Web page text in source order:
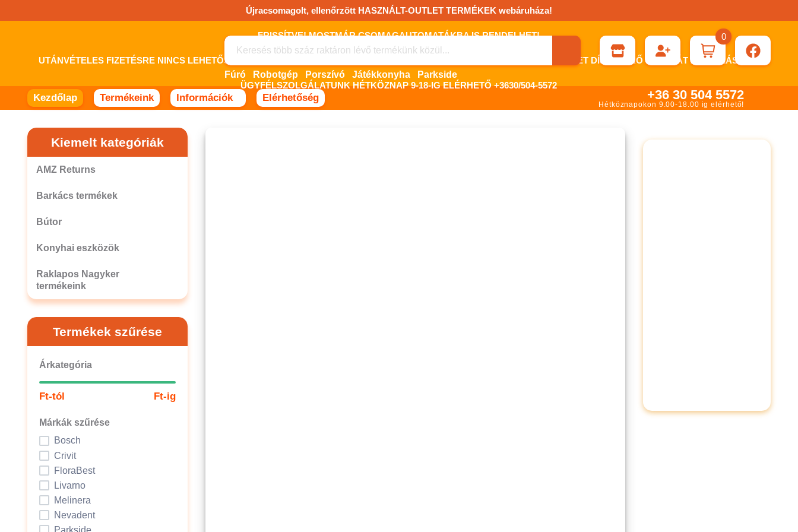
a
Újracsomagolt, ellenőrzött HASZNÁLT-OUTLET TERMÉKEK webáruháza!
FRISSÍTVE! MOSTMÁR CSOMAGAUTOMATÁKBA IS RENDELHET!
UTÁNVÉTELES FIZETÉSRE NINCS LEHETŐSÉG! FIZETNI ONLINE BANKKÁRTYÁVAL LEHETSÉGES, SZÜKSÉG ESETÉN KÉRHET DÍJBEKÉRŐ SZÁMLÁT ÁTUTALÁSHOZ.
ÜGYFÉLSZOLGÁLATUNK HÉTKÖZNAP 9-18-IG ELÉRHETŐ +3630/504-5572
Fúró Robotgép Porszívó Játékkonyha Parkside
0
Kezdőlap Termékeink Információk Elérhetőség +36 30 504 5572
Hétköznapokon 9.00-18.00 ig elérhető!
Kiemelt kategóriák
AMZ Returns
Barkács termékek
Bútor
Konyhai eszközök
Raklapos Nagyker
termékeink
Termékek szűrése
Árkategória
Ft-tól Ft-ig
Márkák szűrése
Bosch
Crivit
FloraBest
Livarno
Melinera
Nevadent